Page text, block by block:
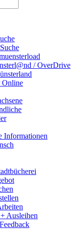
/ OverDrive
Online
Informationen
Ausleihen